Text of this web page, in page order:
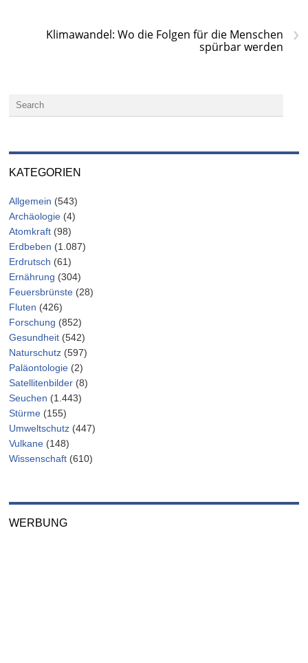
›
Klimawandel: Wo die Folgen für die Menschen
spürbar werden
KATEGORIEN
Allgemein (543)
Archäologie (4)
Atomkraft (98)
Erdbeben (1.087)
Erdrutsch (61)
Ernährung (304)
Feuersbrünste (28)
Fluten (426)
Forschung (852)
Gesundheit (542)
Naturschutz (597)
Paläontologie (2)
Satellitenbilder (8)
Seuchen (1.443)
Stürme (155)
Umweltschutz (447)
Vulkane (148)
Wissenschaft (610)
WERBUNG